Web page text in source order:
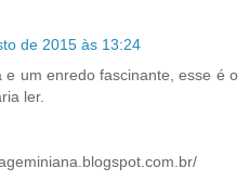
de 2015 às 13:24
um enredo fascinante, esse é o
ler.